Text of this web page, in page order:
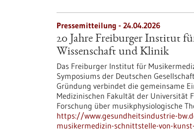
Pressemitteilung - 24.04.2026
20 Jahre Freiburger Institut
Wissenschaft und Klinik
Das Freiburger Institut für
Symposiums der Deutschen
Gründung verbindet die gemeinsame
Medizinischen Fakultät der Universität
Forschung über musikphysiologische
https://www.gesundheitsindustrie-
musikermedizin-schnittstelle-von-